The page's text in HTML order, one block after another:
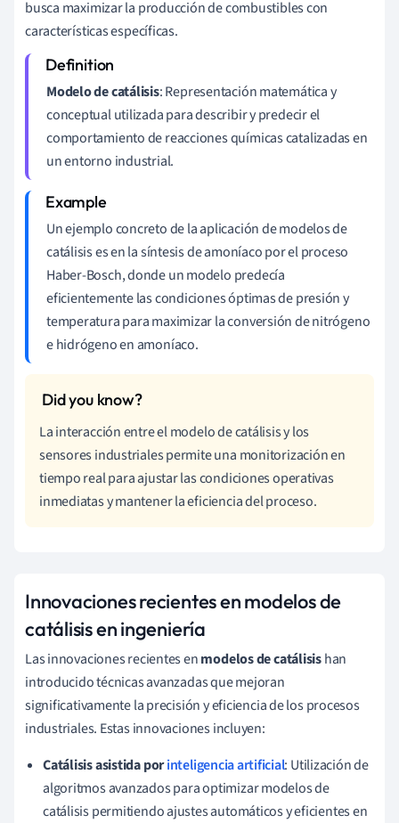
busca maximizar la producción de combustibles con
características específicas.
Modelo de catálisis: Representación matemática y
conceptual utilizada para describir y predecir el
comportamiento de reacciones químicas catalizadas en
un entorno industrial.
Un ejemplo concreto de la aplicación de modelos de
catálisis es en la síntesis de amoníaco por el proceso
Haber-Bosch, donde un modelo predecía
eficientemente las condiciones óptimas de presión y
temperatura para maximizar la conversión de nitrógeno
e hidrógeno en amoníaco.
La interacción entre el modelo de catálisis y los
sensores industriales permite una monitorización en
tiempo real para ajustar las condiciones operativas
inmediatas y mantener la eficiencia del proceso.
Innovaciones recientes en modelos de
catálisis en ingeniería
Las innovaciones recientes enmodelos de catálisishan
introducido técnicas avanzadas que mejoran
significativamente la precisión y eficiencia de los procesos
industriales. Estas innovaciones incluyen:
Catálisis asistida porinteligencia artificial: Utilización de
algoritmos avanzados para optimizar modelos de
catálisis permitiendo ajustes automáticos y eficientes en